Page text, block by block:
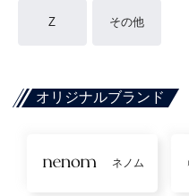
Z その他
オリジナルブランド
ネノム